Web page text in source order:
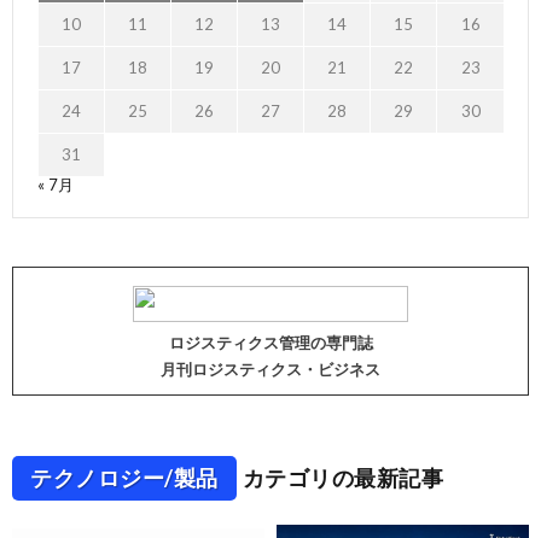
10 11 12 13 14 15 16
17 18 19 20 21 22 23
24 25 26 27 28 29 30
31
« 7月
ロジスティクス管理の専門誌
月刊ロジスティクス・ビジネス
テクノロジー/製品 カテゴリの最新記事